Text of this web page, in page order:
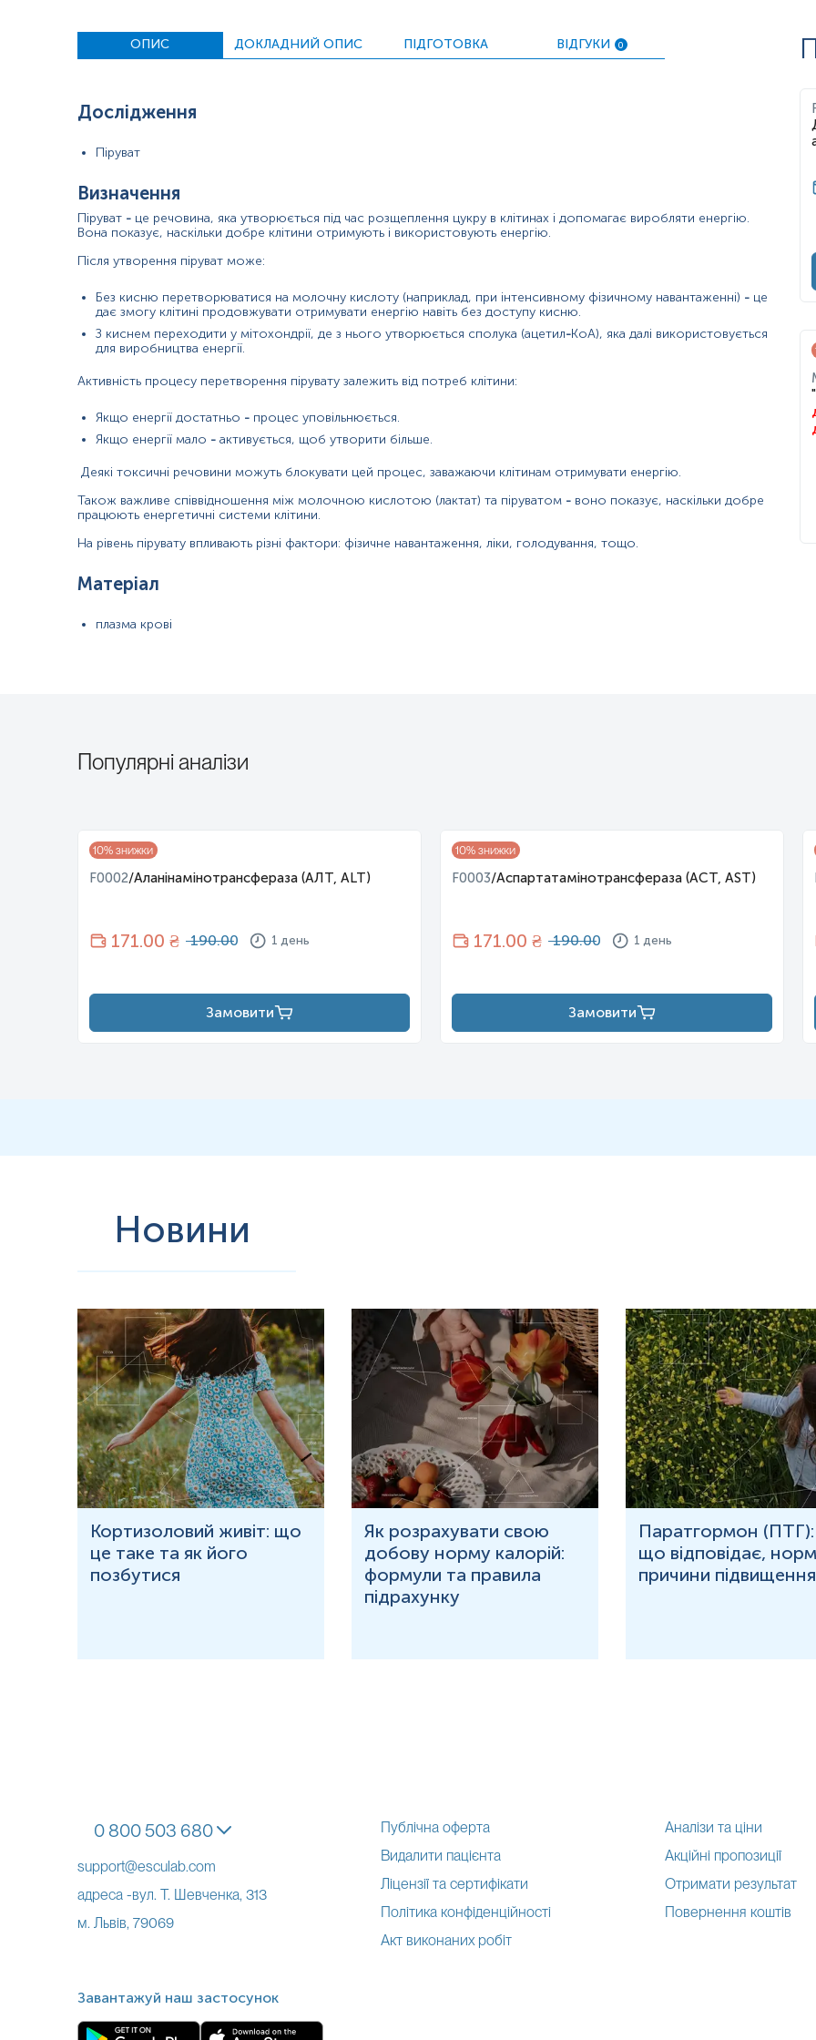
Загальна характеристика
Інтерферуючі чинники
Маркер мітохондріального метаболізму
Показання до призначення
Діагностика тканинної гіпоксії або лактоацидозу
При підозрі на порушення обміну речовин у мітохондріях, зокрема вроджені дефекти, пов'язані з утилізацією пірувату
Піруват (піровиноградна кислота) — є метаболітом у вуглеводному обміні, який забезпечує клітини енергією. Концентрація
мітохондріального метаболізму.
Піруват формується у цитозолі як кінцевий продукт гліколізу — першого етапу катаболізму глюкози. Після утворення він може
що є важливим для продовження гліколізу.
Аеробний шлях (формування ацетил-КоА):
за достатньої кількості кисню піруват транспортується у матрикс мітохондрії для
Перетворення на ацетил-КоА:
Пригнічення (інактивація):
комплекс інактивується шляхом фосфорилювання. Його гальмують продукти власної діяльності та
АТФ та НАДН).
Варто зазначити, що важливим показником є співвідношення лактату до пірувату (Л:П), оскільки його підвищення вказує на зміну
* Детальнішу інформацію про співвідношення лактат/піруват можна знайти у нас на сайті
Інтерферуючі чинники
дихлорацетат
інтенсивна фізична
бігуаніди (метформін)
Інтерпретація
дефіцит
порушення
Одиниці вимірювання, референтні значення та діапазон вимірювань можуть змінюватися у відповідності до зміни тест-систем.
м. Кам’янка-Бузька, вул. І. Франка, 1
м. Жовква, пл. Коновальця, 11
ОПИС ДОКЛАДНИЙ ОПИС ПІДГОТОВКА ВІДГУКИ 0
Дослідження
Піруват
Визначення
Піруват -це речовина, яка утворюється під час розщеплення цукру в клітинах і допомагає виробляти енергію.
Вона показує, наскільки добре клітини отримують і використовують енергію.
Після утворення піруват може:
Без кисню перетворюватися на молочну кислоту (наприклад, при інтенсивному фізичному навантаженні) -це
дає змогу клітині продовжувати отримувати енергію навіть без доступу кисню.
З киснем переходити у мітохондрії, де з нього утворюється сполука (ацетил-КоА), яка далі використовується
для виробництва енергії.
Активність процесу перетворення пірувату залежить від потреб клітини:
Якщо енергії достатньо -процес уповільнюється.
Якщо енергії мало -активується, щоб утворити більше.
Деякі токсичні речовини можуть блокувати цей процес, заважаючи клітинам отримувати енергію.
Також важливе співвідношення між молочною кислотою (лактат) та піруватом -воно показує, наскільки добре
працюють енергетичні системи клітини.
На рівень пірувату впливають різні фактори: фізичне навантаження, ліки, голодування, тощо.
Матеріал
плазма крові
Популярні аналізи
10% знижки
F0002/Аланінамінотрансфераза (АЛТ, ALT)
171.00 ₴ 190.00 1 день
Замовити
10% знижки
F0003/Аспартатамінотрансфераза (АСТ, AST)
171.00 ₴ 190.00 1 день
Замовити
Новини
Кортизоловий живіт: що
це таке та як його
позбутися
Як розрахувати свою
добову норму калорій:
формули та правила
підрахунку
Паратгормон (ПТГ):
що відповідає,
причини підвищення
0 800 503 680
support@esculab.com
адреса -вул. Т. Шевченка, 313
м. Львів, 79069
Публічна оферта
Видалити пацієнта
Ліцензії та сертифікати
Політика конфіденційності
Акт виконаних робіт
Аналізи та ціни
Акційні пропозиції
Отримати результат
Повернення коштів
Завантажуй наш застосунок